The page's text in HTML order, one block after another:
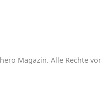
Magazin. Alle Rechte